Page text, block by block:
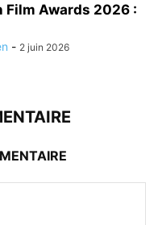
Film Awards 2026 :
- 2 juin 2026